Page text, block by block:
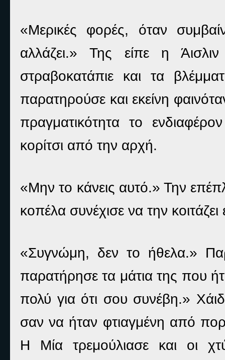
«Μερικές φορές, όταν
αλλάζει.» Της είπε η
στραβοκατάπιε και τα
παρατηρούσε και εκείνη
πραγματικότητα το
κορίτσι από την αρχή.
«Μην το κάνεις αυτό.» Την
κοπέλα συνέχισε να την
«Συγνώμη, δεν το ήθελα.»
παρατήρησε τα μάτια της που
πολύ για ότι σου συνέβη.»
σαν να ήταν φτιαγμένη από
Η Μία τρεμούλιασε και οι